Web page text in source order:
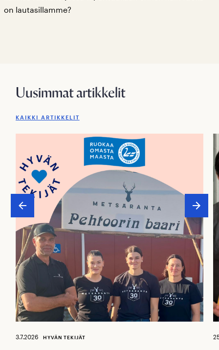
on lautasillamme?
Uusimmat artikkelit
KAIKKI ARTIKKELIT
3.7.2026 HYVÄN TEKIJÄT